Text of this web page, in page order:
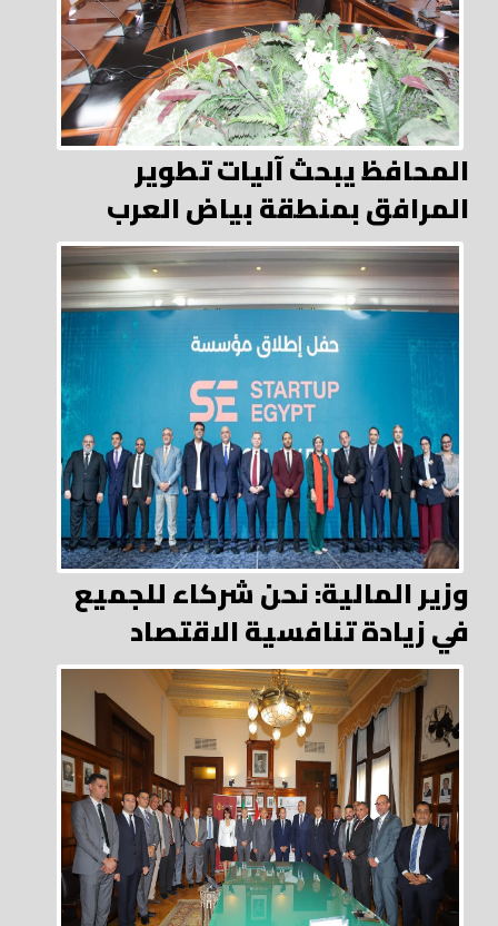
المحافظ يبحث آليات تطوير
المرافق بمنطقة بياض العرب
وزير المالية: نحن شركاء للجميع
في زيادة تنافسية الاقتصاد